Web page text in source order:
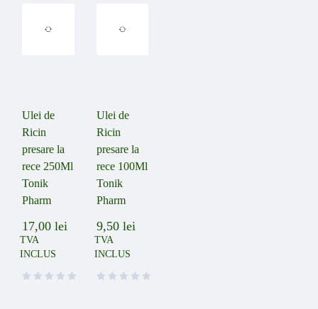
Ulei de
Ricin
presare la
rece 250Ml
Tonik
Pharm
17,00 lei
TVA
INCLUS
Ulei de
Ricin
presare la
rece 100Ml
Tonik
Pharm
9,50 lei
TVA
INCLUS